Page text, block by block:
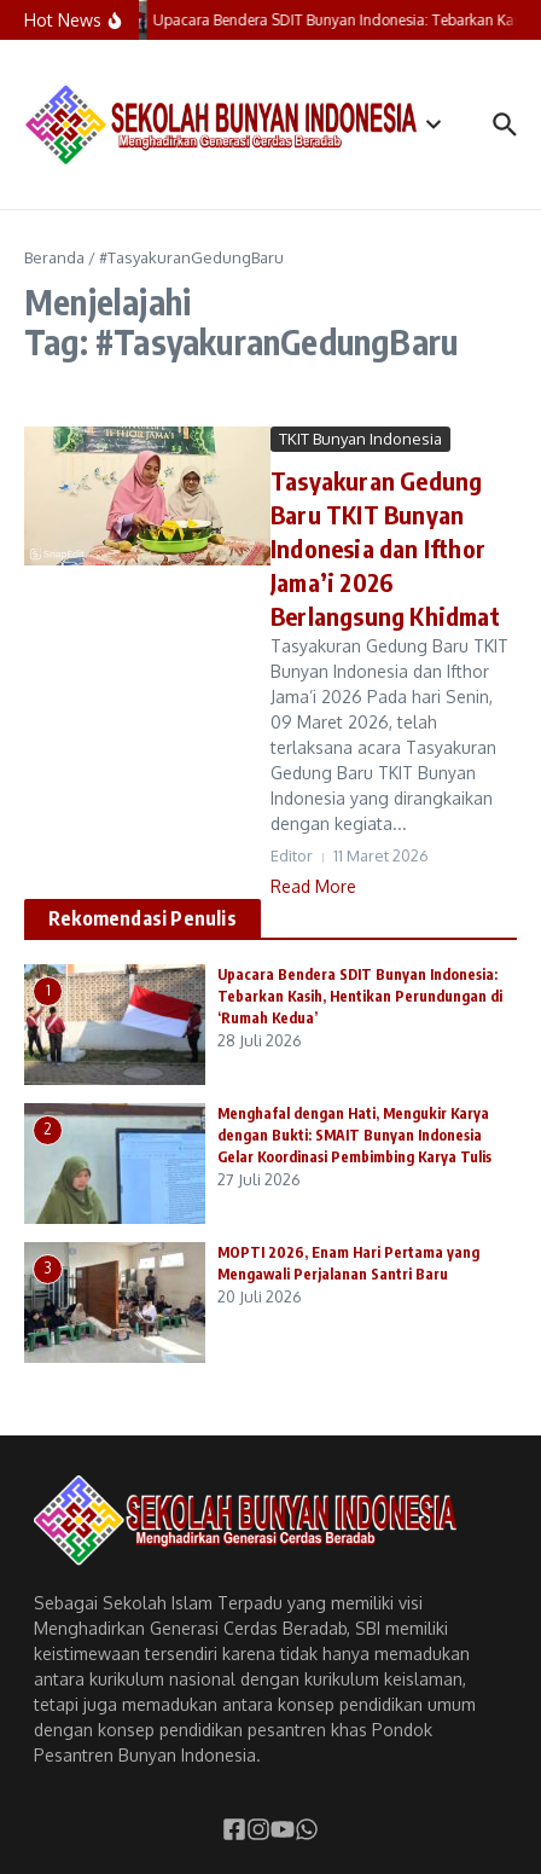
Lewati ke konten
Hot News Upacara Bendera SDIT Bunyan Indonesia: Tebarkan
Beranda /#TasyakuranGedungBaru
Menjelajahi
Tag: #TasyakuranGedungBaru
TKIT Bunyan Indonesia
Tasyakuran Gedung
Baru TKIT Bunyan
Indonesia dan Ifthor
Jama’i 2026
Berlangsung Khidmat
Tasyakuran Gedung Baru TKIT
Bunyan Indonesia dan Ifthor
Jama’i 2026 Pada hari Senin,
09 Maret 2026, telah
terlaksana acara Tasyakuran
Gedung Baru TKIT Bunyan
Indonesia yang dirangkaikan
dengan kegiata...
Editor 11 Maret 2026
Read More
Rekomendasi Penulis
1
Upacara Bendera SDIT Bunyan Indonesia:
Tebarkan Kasih, Hentikan Perundungan di
‘Rumah Kedua’
28 Juli 2026
2
Menghafal dengan Hati, Mengukir Karya
dengan Bukti: SMAIT Bunyan Indonesia
Gelar Koordinasi Pembimbing Karya Tulis
27 Juli 2026
3
MOPTI 2026, Enam Hari Pertama yang
Mengawali Perjalanan Santri Baru
20 Juli 2026
Sebagai Sekolah Islam Terpadu yang memiliki visi
Menghadirkan Generasi Cerdas Beradab, SBI memiliki
keistimewaan tersendiri karena tidak hanya memadukan
antara kurikulum nasional dengan kurikulum keislaman,
tetapi juga memadukan antara konsep pendidikan umum
dengan konsep pendidikan pesantren khas Pondok
Pesantren Bunyan Indonesia.